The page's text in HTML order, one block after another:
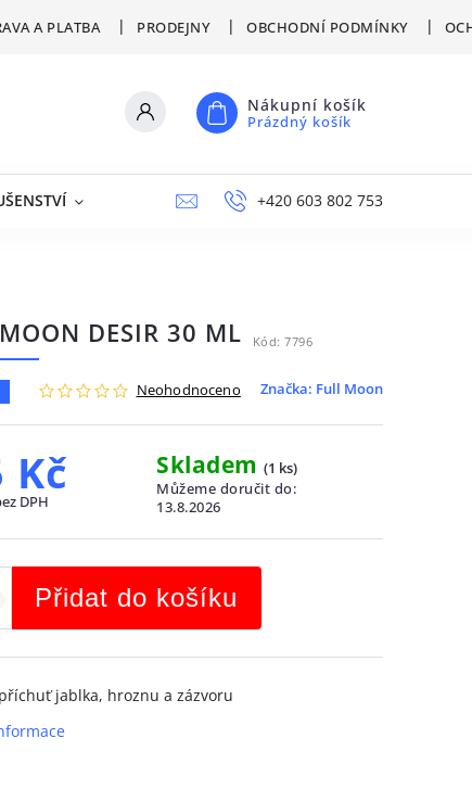
A PLATBA PRODEJNY OBCHODNÍ PODMÍNKY
Nákupní košík
Prázdný košík
VÝPRODEJ NAPIŠTE NÁM
+420 603 802 753
DESIR 30 ML Kód: 7796
Neohodnoceno Značka: Full Moon
Kč
DPH
Skladem(1 ks)
Můžeme doručit do:
13.8.2026
Přidat do košíku
jablka, hroznu a zázvoru